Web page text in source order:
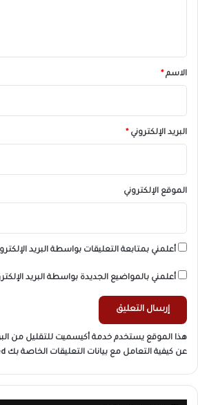
*الاسم*
البريد الإلكتروني*
الموقع الإلكتروني
أعلمني بمتابعة التعليقات بواسطة البريد
أعلمني بالمواضيع الجديدة بواسطة البريد
هذا الموقع يستخدم خدمة أكيسميت للتقليل من
عن كيفية التعامل مع بيانات التعليقات الخاصة بك processed